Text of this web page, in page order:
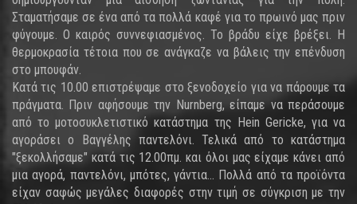
Σταματήσαμε σε ένα από τα πολλά καφέ για το πρωινό μας πριν
φύγουμε. Ο καιρός συννεφιασμένος. Το βράδυ είχε βρέξει. Η
θερμοκρασία τέτοια που σε ανάγκαζε να βάλεις την επένδυση
στο μπουφάν.
Κατά τις 10.00 επιστρέψαμε στο ξενοδοχείο για να πάρουμε τα
πράγματα. Πριν αφήσουμε την Nurnberg, είπαμε να περάσουμε
από το μοτοσυκλετιστικό κατάστημα της Hein Gericke, για να
αγοράσει ο Βαγγέλης παντελόνι. Τελικά από το κατάστημα
"ξεκολλήσαμε" κατά τις 12.00πμ. και όλοι μας είχαμε κάνει από
μια αγορά, παντελόνι, μπότες, γάντια... Πολλά από τα προϊόντα
είχαν σαφώς μεγάλες διαφορές στην τιμή σε σύγκριση με την